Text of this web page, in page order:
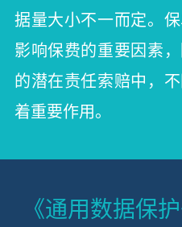
据量大小不一而定。
影响保费的重要因素
的潜在责任索赔中，
着重要作用。
《通用数据保